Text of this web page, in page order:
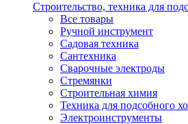
Строительство, техника для
Все товары
Ручной инструмент
Садовая техника
Сантехника
Сварочные электроды
Стремянки
Строительная химия
Техника для подсобного
Электроинструменты